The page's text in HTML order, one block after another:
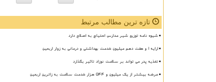
تازه ترین مطالب مرتبط
شیوه نامه توزیع شیر مدارس احتیاج به اصلاح دارد
ارایه ۱ و هفت دهم میلیون خدمت بهداشتی و درمانی به زوار اربعین
تغذیه پدر می تواند بر سلامت نوزاد تاثیر بگذارد
عرضه بیشتر از یک میلیون و ۵۴۴ هزار خدمت سلامت به زائرین اربعین